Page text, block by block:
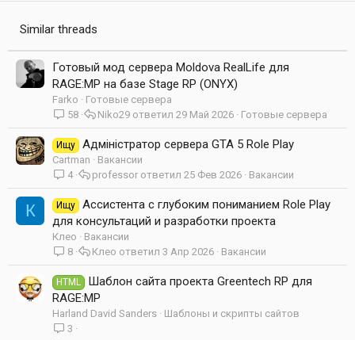
Similar threads
Готовый мод сервера Moldova RealLife для
RAGE:MP на базе Stage RP (ONYX)
Farko
Готовые сервера
58
Готовые сервера
29 Май 2026
Niko29
Ищу Адміністратор сервера GTA 5 Role Play
Cartman
Вакансии
4
Вакансии
25 Фев 2026
professor
К Ищу
Ассистента с глубоким пониманием Role Play
для консультаций и разработки проекта
Клео
Вакансии
8
Вакансии
3 Апр 2026
Клео
HTML
Шаблон сайта проекта Greentech RP для
RAGE:MP
Harland David Sanders
Шаблоны и скрипты сайтов
3